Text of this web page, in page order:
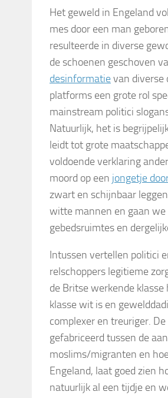
Het geweld in Engeland
mes door een man
resulteerde in diverse
de schoenen geschoven
desinformatievan diverse
platforms een grote rol
mainstream politici
Natuurlijk, het is
leidt tot grote
voldoende verklaring
moord op een jongetje
zwart en schijnbaar
witte mannen en gaan
gebedsruimtes en
Intussen vertellen politici
relschoppers legitieme
de Britse werkende
klasse wit is en
complexer en treuriger.
gefabriceerd tussen de
moslims/migranten en
Engeland, laat goed zien
natuurlijk al een tijdje en